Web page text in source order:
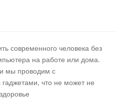
современного человека без
на работе или дома.
мы проводим с
что не может не